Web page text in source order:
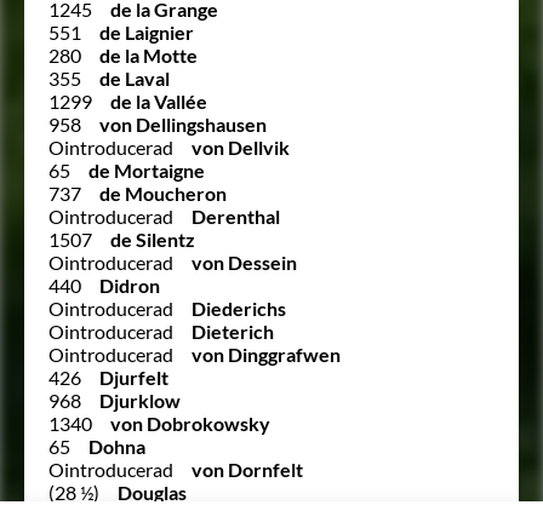
1245
de la Grange
551
de Laignier
280
de la Motte
355
de Laval
1299
de la Vallée
958
von Dellingshausen
Ointroducerad
von Dellvik
65
de Mortaigne
737
de Moucheron
Ointroducerad
Derenthal
1507
de Silentz
Ointroducerad
von Dessein
440
Didron
Ointroducerad
Diederichs
Ointroducerad
Dieterich
Ointroducerad
von Dinggrafwen
426
Djurfelt
968
Djurklow
1340
von Dobrokowsky
65
Dohna
Ointroducerad
von Dornfelt
(28 ½)
Douglas